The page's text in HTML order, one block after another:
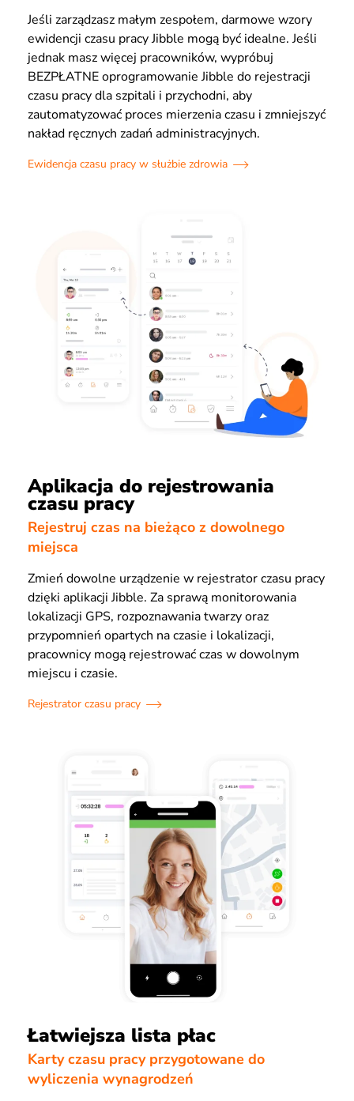
Jeśli zarządzasz małym zespołem, darmowe wzory
ewidencji czasu pracy Jibble mogą być idealne. Jeśli
jednak masz więcej pracowników, wypróbuj
BEZPŁATNE oprogramowanie Jibble do rejestracji
czasu pracy dla szpitali i przychodni, aby
zautomatyzować proces mierzenia czasu i zmniejszyć
nakład ręcznych zadań administracyjnych.
Ewidencja czasu pracy w służbie zdrowia
Aplikacja do rejestrowania
czasu pracy
Rejestruj czas na bieżąco z dowolnego
miejsca
Zmień dowolne urządzenie w rejestrator czasu pracy
dzięki aplikacji Jibble. Za sprawą monitorowania
lokalizacji GPS, rozpoznawania twarzy oraz
przypomnień opartych na czasie i lokalizacji,
pracownicy mogą rejestrować czas w dowolnym
miejscu i czasie.
Rejestrator czasu pracy
Łatwiejsza lista płac
Karty czasu pracy przygotowane do
wyliczenia wynagrodzeń